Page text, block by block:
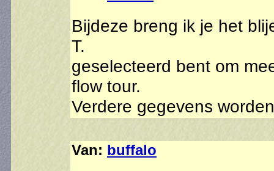
Bijdeze breng ik je het
T.
geselecteerd bent om
flow tour.
Verdere gegevens
Van: buffalo